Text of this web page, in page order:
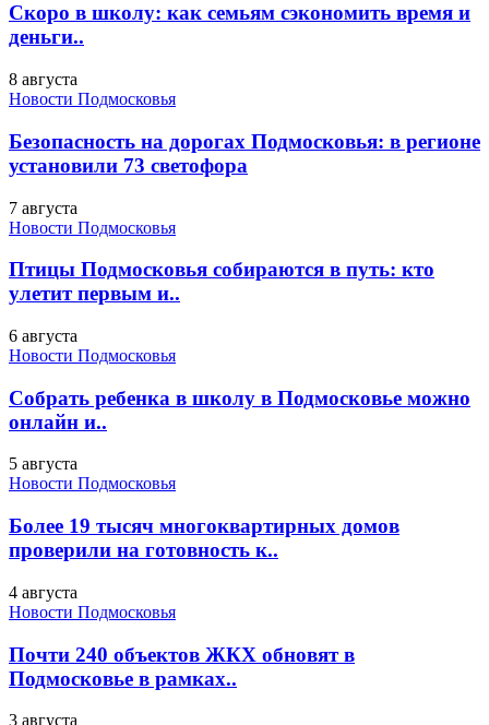
Скоро в школу: как семьям сэкономить время и
деньги..
8 августа
Новости Подмосковья
Безопасность на дорогах Подмосковья: в регионе
установили 73 светофора
7 августа
Новости Подмосковья
Птицы Подмосковья собираются в путь: кто
улетит первым и..
6 августа
Новости Подмосковья
Собрать ребенка в школу в Подмосковье можно
онлайн и..
5 августа
Новости Подмосковья
Более 19 тысяч многоквартирных домов
проверили на готовность к..
4 августа
Новости Подмосковья
Почти 240 объектов ЖКХ обновят в
Подмосковье в рамках..
3 августа